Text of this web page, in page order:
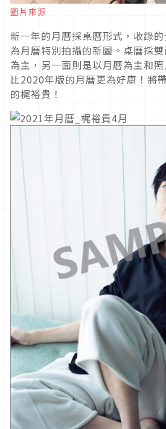
圖片來源
新一年的月曆採桌曆形式，收錄
為月曆特別拍攝的新圖。桌曆採
為主，另一面則是以月曆為主和
比2020年版的月曆更為好康！將
的梶裕貴！